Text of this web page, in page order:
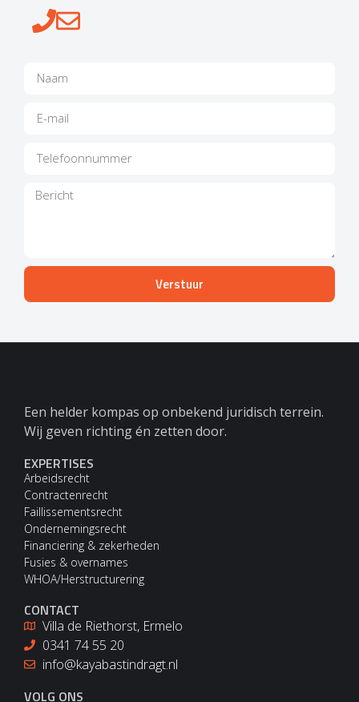
Verstuur
Een helder kompas op onbekend juridisch terrein.
Wij geven richting én zetten door.
EXPERTISES
Arbeidsrecht
Contractenrecht
Faillissementsrecht
Ondernemingsrecht
Financiering & zekerheden
Fusies & overnames
WHOA/Herstructurering
CONTACT
Villa de Riethorst, Ermelo
0341 74 55 20
info@kayabastindragt.nl
VOLG ONS